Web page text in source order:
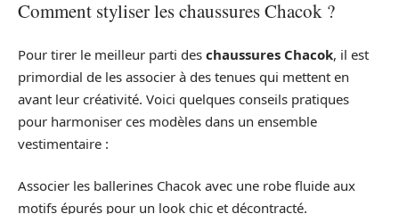
Comment styliser les chaussures Chacok ?
Pour tirer le meilleur parti des chaussures Chacok, il est
primordial de les associer à des tenues qui mettent en
avant leur créativité. Voici quelques conseils pratiques
pour harmoniser ces modèles dans un ensemble
vestimentaire :
Associer les ballerines Chacok avec une robe fluide aux
motifs épurés pour un look chic et décontracté.